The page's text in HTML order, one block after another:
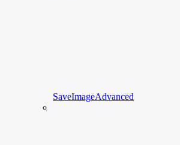
SaveImageAdvanced